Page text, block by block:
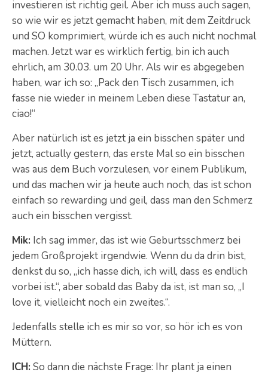
investieren ist richtig geil. Aber ich muss auch sagen,
so wie wir es jetzt gemacht haben, mit dem Zeitdruck
und SO komprimiert, würde ich es auch nicht nochmal
machen. Jetzt war es wirklich fertig, bin ich auch
ehrlich, am 30.03. um 20 Uhr. Als wir es abgegeben
haben, war ich so: „Pack den Tisch zusammen, ich
fasse nie wieder in meinem Leben diese Tastatur an,
ciao!“
Aber natürlich ist es jetzt ja ein bisschen später und
jetzt, actually gestern, das erste Mal so ein bisschen
was aus dem Buch vorzulesen, vor einem Publikum,
und das machen wir ja heute auch noch, das ist schon
einfach so rewarding und geil, dass man den Schmerz
auch ein bisschen vergisst.
Mik: Ich sag immer, das ist wie Geburtsschmerz bei
jedem Großprojekt irgendwie. Wenn du da drin bist,
denkst du so, „ich hasse dich, ich will, dass es endlich
vorbei ist.“, aber sobald das Baby da ist, ist man so, „I
love it, vielleicht noch ein zweites.“.
Jedenfalls stelle ich es mir so vor, so hör ich es von
Müttern.
ICH: So dann die nächste Frage: Ihr plant ja einen